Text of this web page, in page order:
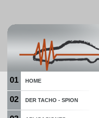
01 HOME
02 DER TACHO - SPION